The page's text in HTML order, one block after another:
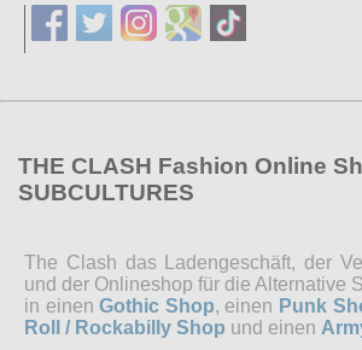
THE CLASH Fashion Online
SUBCULTURES
The Clash das Ladengeschäft, der
und der Onlineshop für die Alternative
in einenGothic Shop, einen Punk
Roll / Rockabilly Shop und einen